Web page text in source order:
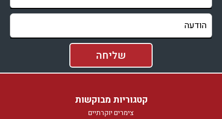
קטגוריות מבוקשות
צימרים יוקרתיים